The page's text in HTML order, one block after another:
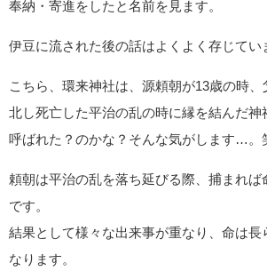
還来神社社頭に着き、白羽鳴鏑の矢を
願する。此の一行に有りし源頼朝、落
し、東国へと走る。後年、頼朝源氏の
し時、此の還来大明神を忘れ難く神田
他の神社の記事でも折に触れて書いていま
ュアルの先輩として源頼朝のファンでして。